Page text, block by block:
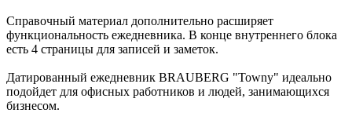
Справочный материал дополнительно расширяет
функциональность ежедневника. В конце внутреннего блока
есть 4 страницы для записей и заметок.
Датированный ежедневник BRAUBERG "Towny" идеально
подойдет для офисных работников и людей, занимающихся
бизнесом.